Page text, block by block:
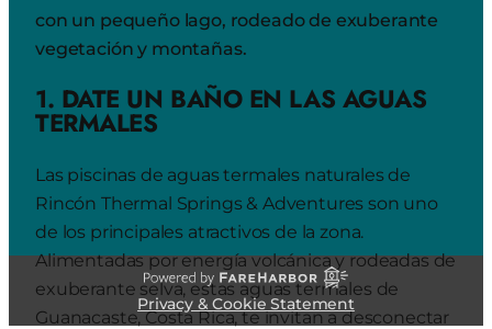
1. DATE UN BAÑO EN LAS AGUAS
TERMALES
Las piscinas de aguas termales naturales de
Rincón Thermal Springs & Adventures son uno
de los principales atractivos de la zona.
Alimentadas por energía volcánica y rodeadas de
exuberante selva, estas aguas termales de
Guanacaste, Costa Rica, te invitan a desconectar
Privacy & Cookie Statement